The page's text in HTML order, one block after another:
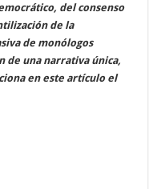
del consenso
de la
de monólogos
de una narrativa única,
en este artículo el